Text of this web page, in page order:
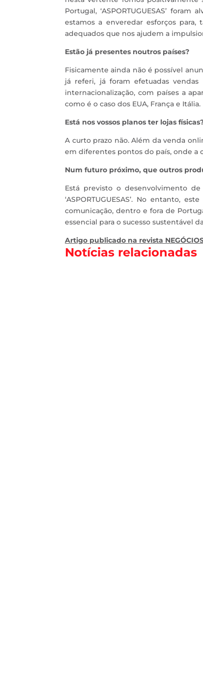
Portugal, ‘ASPORTUGUESAS’
estamos a enveredar esforços
adequados que nos ajudem a
Estão já presentes noutros países?
Fisicamente ainda não é possível
já referi, já foram efetuadas
internacionalização, com países a
como é o caso dos EUA, França e Itália.
Está nos vossos planos ter lojas
A curto prazo não. Além da venda
em diferentes pontos do país, onde a
Num futuro próximo, que outros
Está previsto o desenvolvimento
‘ASPORTUGUESAS’. No entanto,
comunicação, dentro e fora de
essencial para o sucesso sustentável
Artigo publicado na revista NEGÓCIOS
Notícias relacionadas